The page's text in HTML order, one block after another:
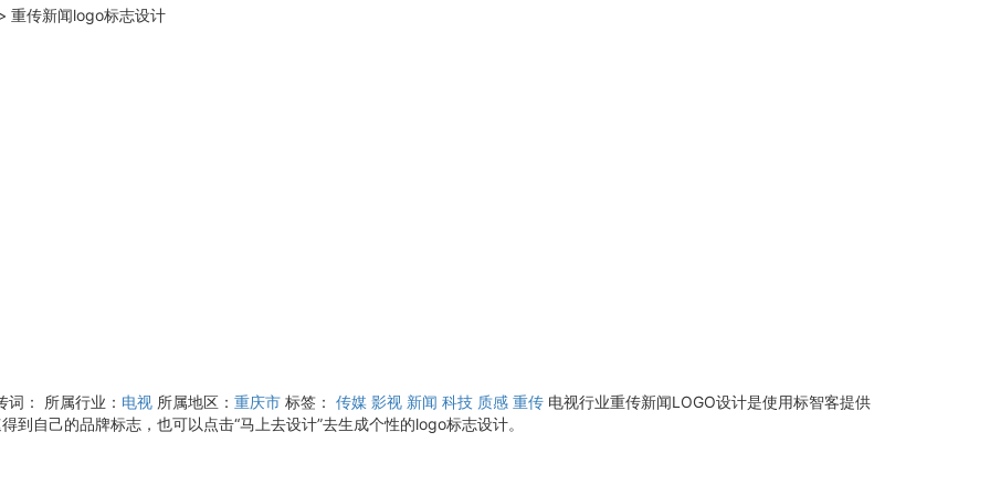
重传新闻logo标志设计
词： 所属行业： 电视 所属地区： 重庆市 标签： 传媒 影视 新闻 科技 质感 重传 电视行业重传新闻LOGO设计是使用标智客提供
自己的品牌标志，也可以点击“马上去设计”去生成个性的logo标志设计。